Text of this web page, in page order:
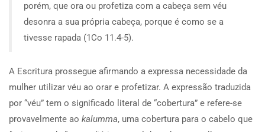
porém, que ora ou profetiza com a cabeça sem véu
desonra a sua própria cabeça, porque é como se a
tivesse rapada (1Co 11.4-5).
A Escritura prossegue afirmando a expressa necessidade da
mulher utilizar véu ao orar e profetizar. A expressão traduzida
por “véu” tem o significado literal de “cobertura” e refere-se
provavelmente ao kalumma, uma cobertura para o cabelo que